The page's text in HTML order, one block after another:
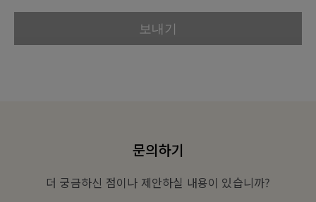
문의하기
더 궁금하신 점이나 제안하실 내용이 있습니까?